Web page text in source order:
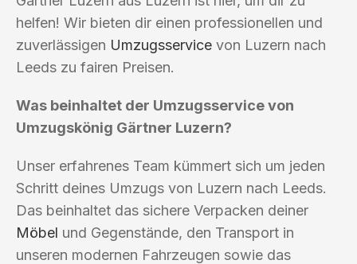
helfen! Wir bieten dir einen professionellen und
zuverlässigen Umzugsservice von Luzern nach
Leeds zu fairen Preisen.
Was beinhaltet der Umzugsservice von
Umzugskönig Gärtner Luzern?
Unser erfahrenes Team kümmert sich um jeden
Schritt deines Umzugs von Luzern nach Leeds.
Das beinhaltet das sichere Verpacken deiner
Möbel und Gegenstände, den Transport in
unseren modernen Fahrzeugen sowie das